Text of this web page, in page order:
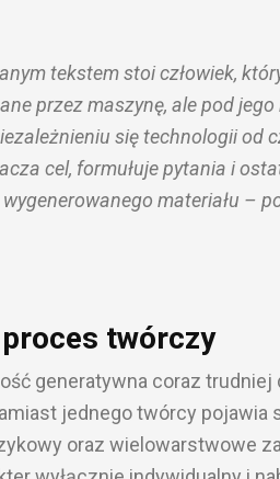
tekstem stoi człowiek,
przez maszynę, ale pod
się technologii od
cel, formułuje pytania i
materiału –
twórczy
generatywna coraz
jednego twórcy
oraz wielowarstwowe